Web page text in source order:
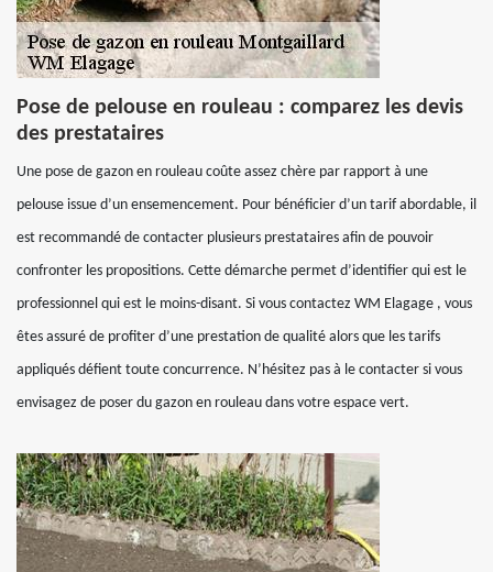
Pose de pelouse en rouleau : comparez les devis
des prestataires
Une pose de gazon en rouleau coûte assez chère par rapport à une
pelouse issue d’un ensemencement. Pour bénéficier d’un tarif abordable, il
est recommandé de contacter plusieurs prestataires afin de pouvoir
confronter les propositions. Cette démarche permet d’identifier qui est le
professionnel qui est le moins-disant. Si vous contactez WM Elagage , vous
êtes assuré de profiter d’une prestation de qualité alors que les tarifs
appliqués défient toute concurrence. N’hésitez pas à le contacter si vous
envisagez de poser du gazon en rouleau dans votre espace vert.